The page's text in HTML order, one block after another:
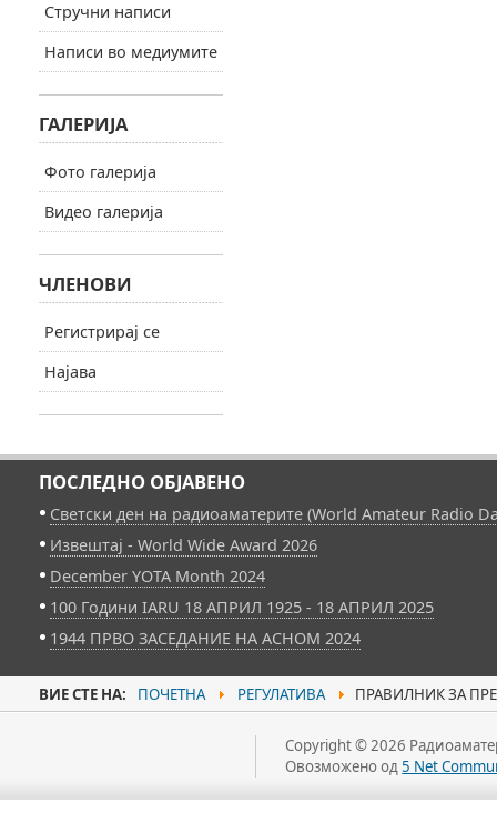
Стручни написи
Написи во медиумите
ГАЛЕРИЈА
Фото галерија
Видео галерија
ЧЛЕНОВИ
Регистрирај се
Најава
ПОСЛЕДНО ОБЈАВЕНО
Светски ден на радиоаматерите (World Amateur Radio
Извештај - World Wide Award 2026
December YOTA Month 2024
100 Години IARU 18 АПРИЛ 1925 - 18 АПРИЛ 2025
1944 ПРВО ЗАСЕДАНИЕ НА АСНОМ 2024
ВИЕ СТЕ НА: ПОЧЕТНА РЕГУЛАТИВА ПРАВИЛНИК ЗА
Copyright © 2026
Овозможено од5 Net